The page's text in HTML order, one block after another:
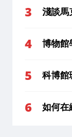
淺談馬
博物館
科博館
如何在